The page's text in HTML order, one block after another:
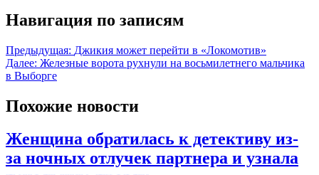
Навигация по записям
Предыдущая: Джикия может перейти в «Локомотив»
Далее: Железные ворота рухнули на восьмилетнего мальчика
в Выборге
Похожие новости
Женщина обратилась к детективу из-
за ночных отлучек партнера и узнала